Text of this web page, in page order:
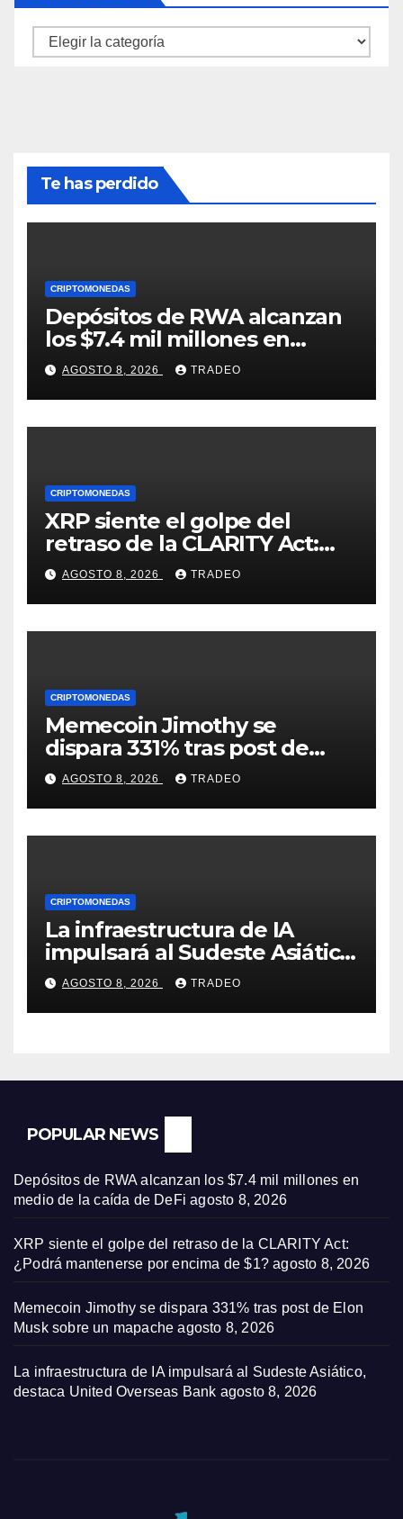
Categorías
Te has perdido
CRIPTOMONEDAS
Depósitos de RWA alcanzan
los $7.4 mil millones en
medio de la caída de DeFi
AGOSTO 8, 2026 TRADEO
CRIPTOMONEDAS
XRP siente el golpe del
retraso de la CLARITY Act:
¿Podrá mantenerse por
encima de $1?
AGOSTO 8, 2026 TRADEO
CRIPTOMONEDAS
Memecoin Jimothy se
dispara 331% tras post de
Elon Musk sobre un
mapache
AGOSTO 8, 2026 TRADEO
CRIPTOMONEDAS
La infraestructura de IA
impulsará al Sudeste Asiático,
destaca United Overseas
Bank
AGOSTO 8, 2026 TRADEO
POPULAR NEWS
Depósitos de RWA alcanzan los $7.4 mil millones en
medio de la caída de DeFi agosto 8, 2026
XRP siente el golpe del retraso de la CLARITY Act:
¿Podrá mantenerse por encima de $1? agosto 8, 2026
Memecoin Jimothy se dispara 331% tras post de Elon
Musk sobre un mapache agosto 8, 2026
La infraestructura de IA impulsará al Sudeste Asiático,
destaca United Overseas Bank agosto 8, 2026